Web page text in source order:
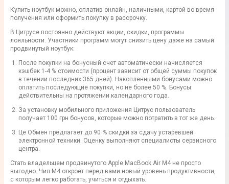
Купить ноутбук можно, оплатив онлайн, наличными, картой во время
получения или оформить покупку в рассрочку.
В Цитрусе постоянно действуют акции, скидки, программы
лояльности. Участники программ могут снизить цену даже на самый
продвинутый ноутбук:
После покупки на бонусный счет автоматически начисляется
кэшбек 1-4 % стоимости (процент зависит от общей суммы покупок
в течении последних 365 дней). Накопленными бонусами можно
оплатить последующие покупки, но не более 50 %. Бонусы
действительны на протяжении календарного года.
За установку мобильного приложения Цитрус пользователь
получает 100 грн бонусов, которые можно потратить в тот же день.
Це Обмен предлагает до 90 % скидки за сдачу устаревшей
электронной техники. Оценку выполняют специалисты сервисного
центра.
Стать владельцем продвинутого Apple MacBook Air M4 не просто
выгодно. Чип М4 откроет перед вами новый уровень продуктивности,
с которым легко работать, учиться и отдыхать.